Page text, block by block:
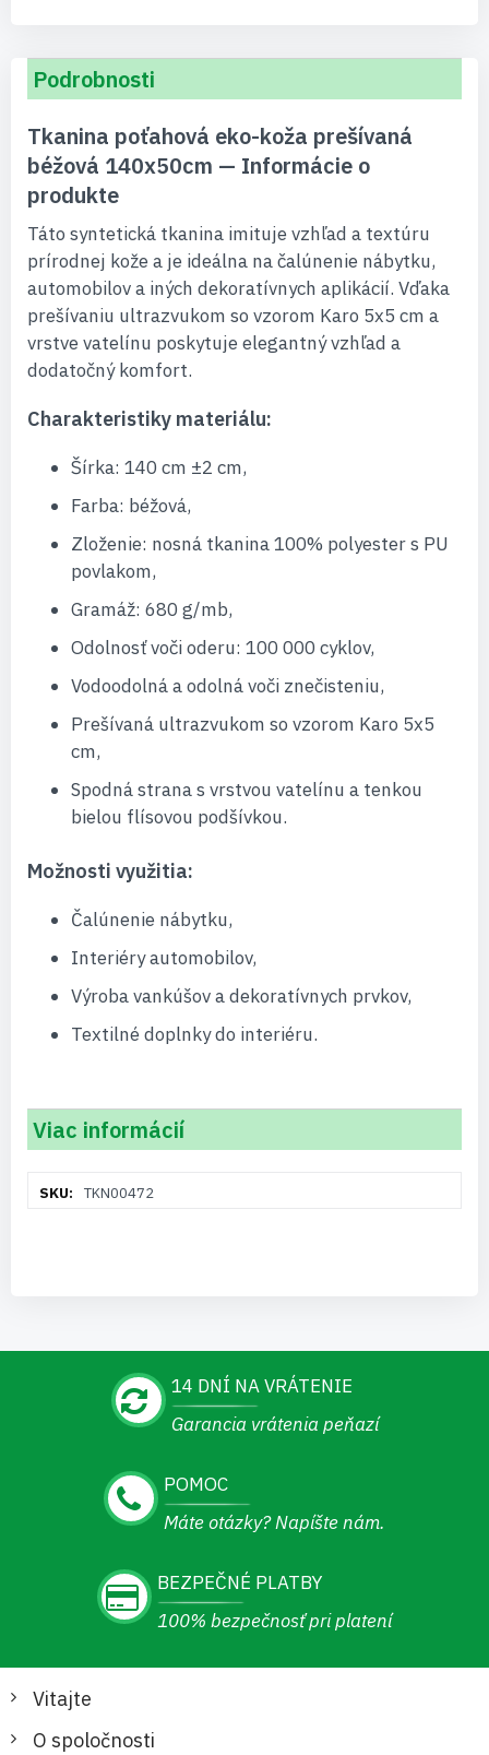
Podrobnosti
Tkanina poťahová eko-koža prešívaná
béžová 140x50cm — Informácie o
produkte
Táto syntetická tkanina imituje vzhľad a textúru
prírodnej kože a je ideálna na čalúnenie nábytku,
automobilov a iných dekoratívnych aplikácií. Vďaka
prešívaniu ultrazvukom so vzorom Karo 5x5 cm a
vrstve vatelínu poskytuje elegantný vzhľad a
dodatočný komfort.
Charakteristiky materiálu:
Šírka: 140 cm ±2 cm,
Farba: béžová,
Zloženie: nosná tkanina 100% polyester s PU
povlakom,
Gramáž: 680 g/mb,
Odolnosť voči oderu: 100 000 cyklov,
Vodoodolná a odolná voči znečisteniu,
Prešívaná ultrazvukom so vzorom Karo 5x5
cm,
Spodná strana s vrstvou vatelínu a tenkou
bielou flísovou podšívkou.
Možnosti využitia:
Čalúnenie nábytku,
Interiéry automobilov,
Výroba vankúšov a dekoratívnych prvkov,
Textilné doplnky do interiéru.
Viac informácií
informáciíTKN00472
14 DNÍ NA VRÁTENIE
Garancia vrátenia peňazí
POMOC
Máte otázky? Napíšte nám.
BEZPEČNÉ PLATBY
100% bezpečnosť pri platení
Vitajte
O spoločnosti